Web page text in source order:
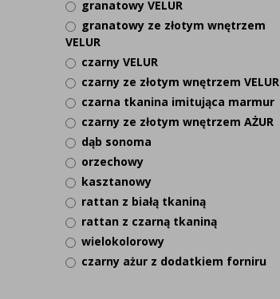
granatowy VELUR
granatowy ze złotym wnętrzem
VELUR
czarny VELUR
czarny ze złotym wnętrzem VELUR
czarna tkanina imitująca marmur
czarny ze złotym wnętrzem AŻUR
dąb sonoma
orzechowy
kasztanowy
rattan z białą tkaniną
rattan z czarną tkaniną
wielokolorowy
czarny ażur z dodatkiem forniru